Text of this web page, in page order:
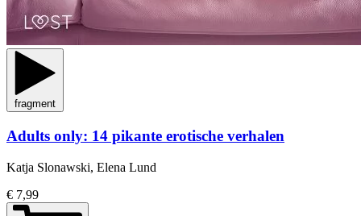
fragment
Adults only: 14 pikante erotische verhalen
Katja Slonawski, Elena Lund
€ 7,99